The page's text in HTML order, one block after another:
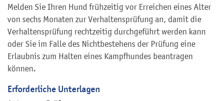
Melden Sie Ihren Hund frühzeitig vor Erreichen eines Alter
von sechs Monaten zur Verhaltensprüfung an, damit die
Verhaltensprüfung rechtzeitig durchgeführt werden kann
oder Sie im Falle des Nichtbestehens der Prüfung eine
Erlaubnis zum Halten eines Kampfhundes beantragen
können.
Erforderliche Unterlagen